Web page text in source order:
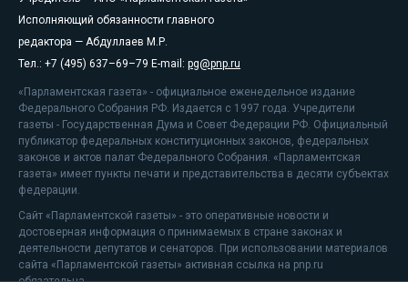
Исполняющий обязанности главного
редактора — Абдуллаев М.Р.
Тел.: +7 (495) 637–69–79 E-mail: pg@pnp.ru
«Парламентская газета» - официальное еженедельное издание
Федерального Собрания РФ. Издается с 1997 года. Учредители
газеты - Государственная Дума и Совет Федерации РФ. Официальный
публикатор федеральных конституционных законов, федеральных
законов и актов палат Федерального Собрания. «Парламентская
газета» имеет пункты печати и представительства в десяти субъектах
федерации.
Сайт «Парламентской газеты» - это оперативные новости и
достоверная информация о принимаемых в стране законах и
деятельности депутатов и сенаторов. При использовании материалов
сайта «Парламентской газеты» активная ссылка на pnp.ru